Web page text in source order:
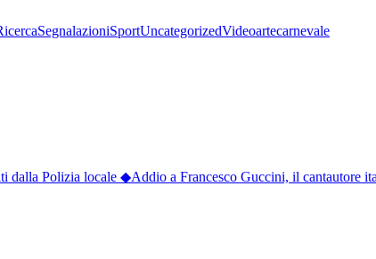
SegnalazioniSportUncategorizedVideoartecarnevale
Polizia locale◆ Addio a Francesco Guccini, il cantautore